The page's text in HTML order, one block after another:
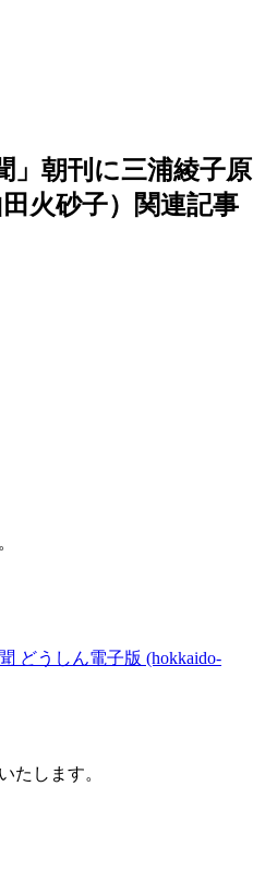
」朝刊に三浦綾子原
火砂子）関連記事
どうしん電子版 (hokkaido-
たします。